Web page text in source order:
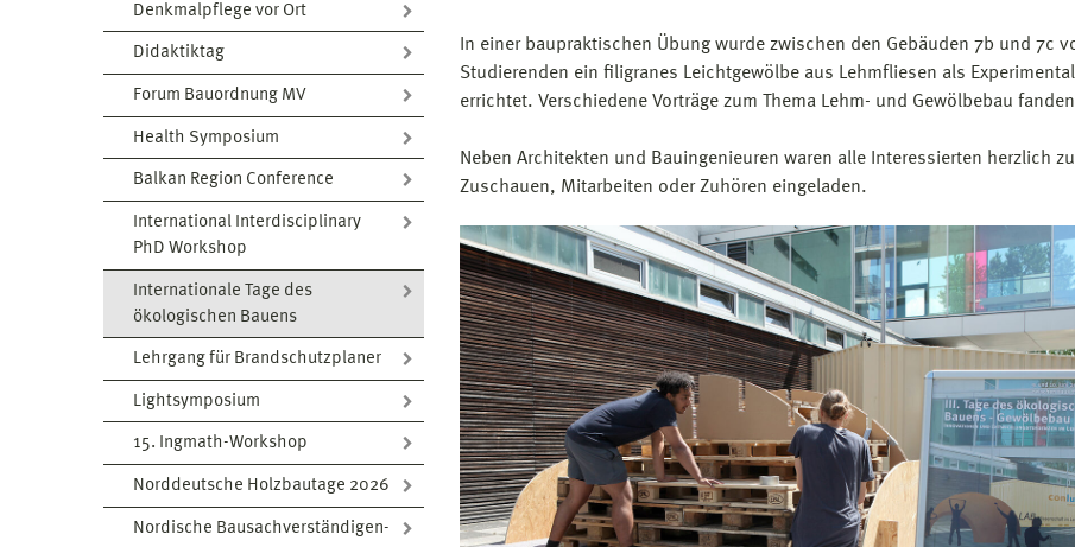
Denkmalpflege vor Ort
Didaktiktag
Forum Bauordnung MV
Health Symposium
Balkan Region Conference
International Interdisciplinary
PhD Workshop
Internationale Tage des
ökologischen Bauens
Lehrgang für Brandschutzplaner
Lightsymposium
15. Ingmath-Workshop
Norddeutsche Holzbautage 2026
Nordische Bausachverständigen-
In einer baupraktischen Übung wurde zwischen den Gebäuden 7b und 7c
Studierenden ein filigranes Leichtgewölbe aus Lehmfliesen als
errichtet. Verschiedene Vorträge zum Thema Lehm- und Gewölbebau
Neben Architekten und Bauingenieuren waren alle Interessierten herzlich
Zuschauen, Mitarbeiten oder Zuhören eingeladen.